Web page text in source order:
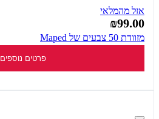
אזל מהמלאי
₪99.00
מזוודת 50 צבעים של Maped
פרטים נוספים